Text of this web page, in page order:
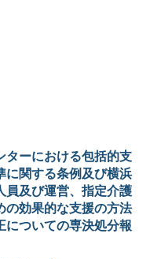
ターにおける包括的支
に関する条例及び横浜
員及び運営、指定介護
の効果的な支援の方法
についての専決処分報